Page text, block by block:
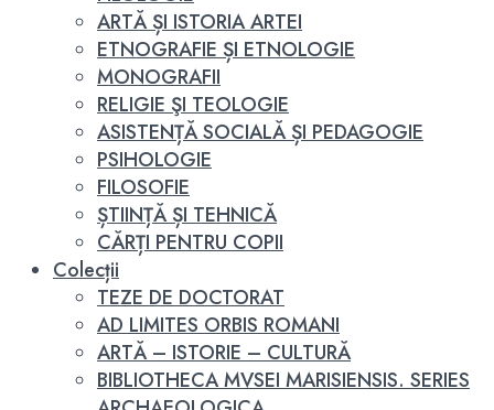
ARTĂ ȘI ISTORIA ARTEI
ETNOGRAFIE ȘI ETNOLOGIE
MONOGRAFII
RELIGIE ŞI TEOLOGIE
ASISTENȚĂ SOCIALĂ ȘI PEDAGOGIE
PSIHOLOGIE
FILOSOFIE
ȘTIINȚĂ ȘI TEHNICĂ
CĂRȚI PENTRU COPII
Colecții
TEZE DE DOCTORAT
AD LIMITES ORBIS ROMANI
ARTĂ – ISTORIE – CULTURĂ
BIBLIOTHECA MVSEI MARISIENSIS. SERIES